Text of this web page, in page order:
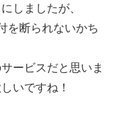
しましたが、
を断られないかち
ービスだと思いま
いですね！